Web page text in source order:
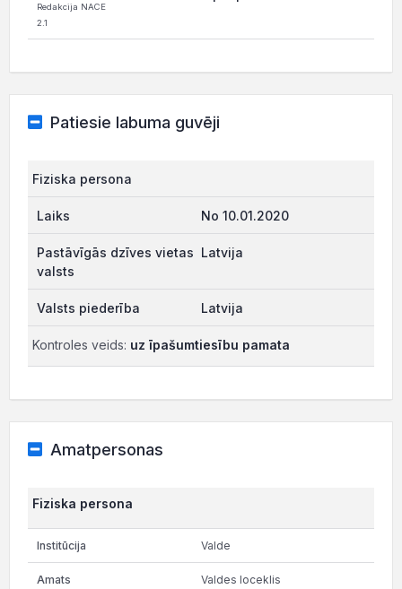
Redakcija NACE
2.1
Patiesie labuma guvēji
Fiziska persona
No 10.01.2020
Latvija
Latvija
Kontroles veids: uz īpašumtiesību pamata
Amatpersonas
Fiziska persona
Valde
Valdes loceklis